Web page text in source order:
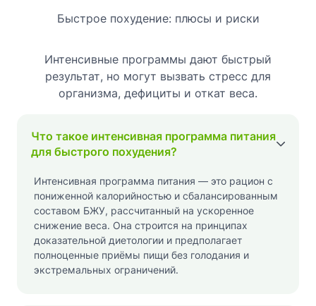
Быстрое похудение: плюсы и риски
Интенсивные программы дают быстрый
результат, но могут вызвать стресс для
организма, дефициты и откат веса.
Что такое интенсивная программа питания
для быстрого похудения?
Интенсивная программа питания — это рацион с
пониженной калорийностью и сбалансированным
составом БЖУ, рассчитанный на ускоренное
снижение веса. Она строится на принципах
доказательной диетологии и предполагает
полноценные приёмы пищи без голодания и
экстремальных ограничений.